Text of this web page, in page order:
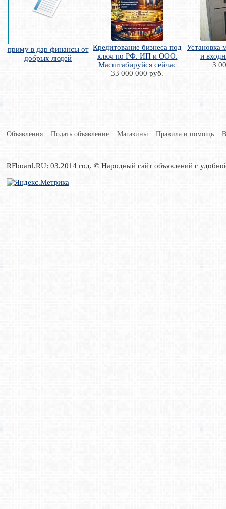
приму в дар финансы от
добрых людей
Кредитование бизнеса под
ключ по РФ. ИП и ООО.
Масштабируйся сейчас
33 000 000 руб.
Установка
и
3
Объявления Подать объявление Магазины Правила и помощь
RFboard.RU: 03.2014 год. © Народный сайт объявлений с